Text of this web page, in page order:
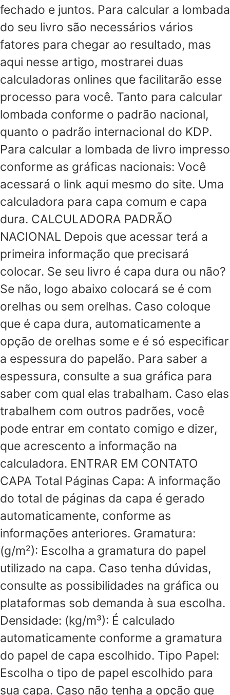
fechado e juntos. Para calcular a lombada
do seu livro são necessários vários
fatores para chegar ao resultado, mas
aqui nesse artigo, mostrarei duas
calculadoras onlines que facilitarão esse
processo para você. Tanto para calcular
lombada conforme o padrão nacional,
quanto o padrão internacional do KDP.
Para calcular a lombada de livro impresso
conforme as gráficas nacionais: Você
acessará o link aqui mesmo do site. Uma
calculadora para capa comum e capa
dura. CALCULADORA PADRÃO
NACIONAL Depois que acessar terá a
primeira informação que precisará
colocar. Se seu livro é capa dura ou não?
Se não, logo abaixo colocará se é com
orelhas ou sem orelhas. Caso coloque
que é capa dura, automaticamente a
opção de orelhas some e é só especificar
a espessura do papelão. Para saber a
espessura, consulte a sua gráfica para
saber com qual elas trabalham. Caso elas
trabalhem com outros padrões, você
pode entrar em contato comigo e dizer,
que acrescento a informação na
calculadora. ENTRAR EM CONTATO
CAPA Total Páginas Capa: A informação
do total de páginas da capa é gerado
automaticamente, conforme as
informações anteriores. Gramatura:
(g/m²): Escolha a gramatura do papel
utilizado na capa. Caso tenha dúvidas,
consulte as possibilidades na gráfica ou
plataformas sob demanda à sua escolha.
Densidade: (kg/m³): É calculado
automaticamente conforme a gramatura
do papel de capa escolhido. Tipo Papel:
Escolha o tipo de papel escolhido para
sua capa. Caso não tenha a opção que